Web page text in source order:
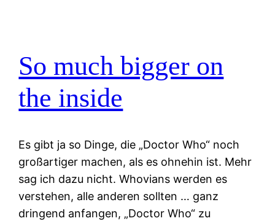
So much bigger on
the inside
Es gibt ja so Dinge, die „Doctor Who“ noch
großartiger machen, als es ohnehin ist. Mehr
sag ich dazu nicht. Whovians werden es
verstehen, alle anderen sollten … ganz
dringend anfangen, „Doctor Who“ zu